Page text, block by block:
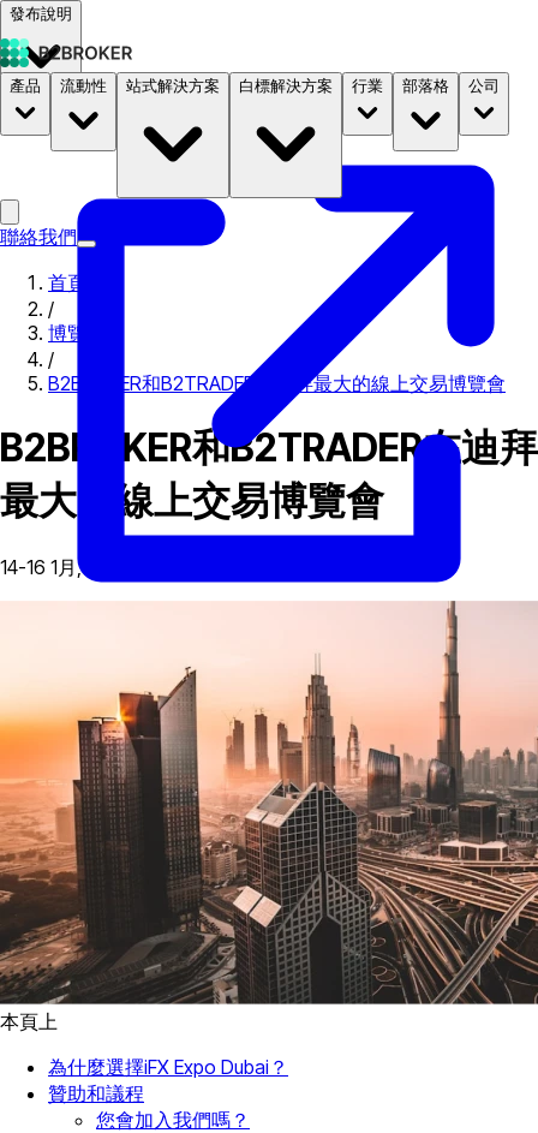
發布說明
文件 定價 B2STORE
產品 流動性 站式解決方案 白標解決方案 行業 部落格 公司
聯絡我們
首頁
/
博覽會
/
B2BROKER和B2TRADER在迪拜最大的線上交易博覽會
B2BROKER和B2TRADER在迪拜
最大的線上交易博覽會
14-16 1月, 2025
本頁上
為什麼選擇iFX Expo Dubai？
贊助和議程
您會加入我們嗎？